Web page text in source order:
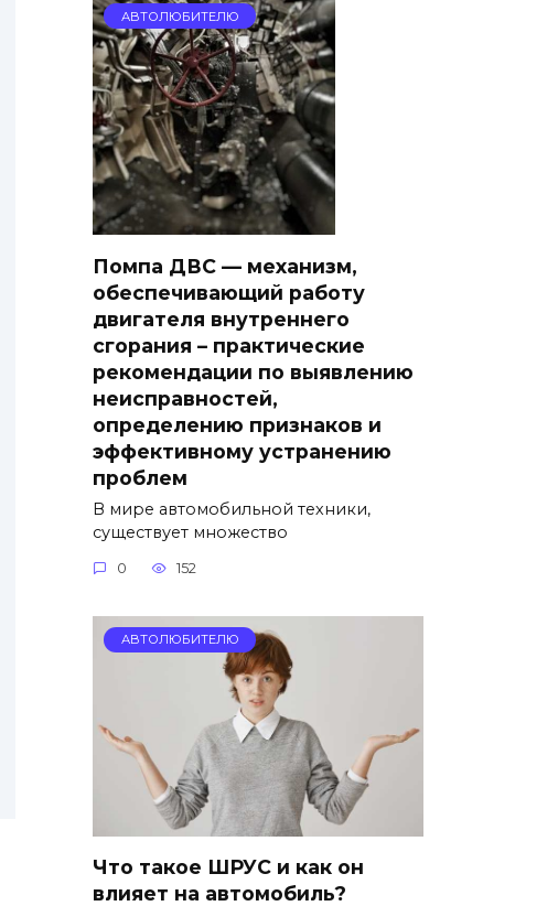
АВТОЛЮБИТЕЛЮ
Помпа ДВС — механизм,
обеспечивающий работу
двигателя внутреннего
сгорания – практические
рекомендации по выявлению
неисправностей,
определению признаков и
эффективному устранению
проблем
В мире автомобильной техники,
существует множество
0 152
АВТОЛЮБИТЕЛЮ
Что такое ШРУС и как он
влияет на автомобиль?